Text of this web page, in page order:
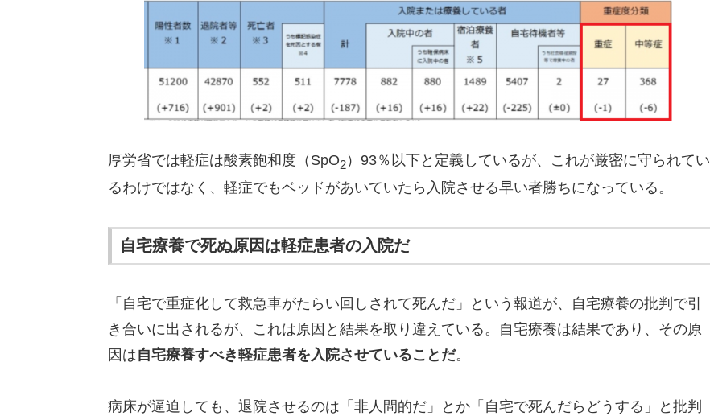
厚労省では軽症は酸素飽和度（SpO2）93％以下と定義しているが、これが厳密に守られてい
るわけではなく、軽症でもベッドがあいていたら入院させる早い者勝ちになっている。
自宅療養で死ぬ原因は軽症患者の入院だ
「自宅で重症化して救急車がたらい回しされて死んだ」という報道が、自宅療養の批判で引
き合いに出されるが、これは原因と結果を取り違えている。自宅療養は結果であり、その原
因は自宅療養すべき軽症患者を入院させていることだ。
病床が逼迫しても、退院させるのは「非人間的だ」とか「自宅で死んだらどうする」と批判